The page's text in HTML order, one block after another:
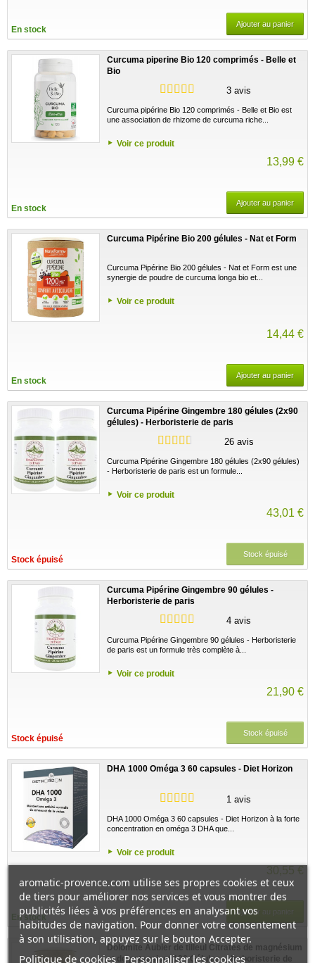
En stock
Ajouter au panier
Curcuma piperine Bio 120 comprimés - Belle et
Bio
3 avis
Curcuma pipérine Bio 120 comprimés - Belle et Bio est
une association de rhizome de curcuma riche...
Voir ce produit
13,99 €
En stock
Ajouter au panier
Curcuma Pipérine Bio 200 gélules - Nat et Form
Curcuma Pipérine Bio 200 gélules - Nat et Form est une
synergie de poudre de curcuma longa bio et...
Voir ce produit
14,44 €
En stock
Ajouter au panier
Curcuma Pipérine Gingembre 180 gélules (2x90
gélules) - Herboristerie de paris
26 avis
Curcuma Pipérine Gingembre 180 gélules (2x90 gélules)
- Herboristerie de paris est un formule...
Voir ce produit
43,01 €
Stock épuisé
Stock épuisé
Curcuma Pipérine Gingembre 90 gélules -
Herboristerie de paris
4 avis
Curcuma Pipérine Gingembre 90 gélules - Herboristerie
de paris est un formule très complète à...
Voir ce produit
21,90 €
Stock épuisé
Stock épuisé
DHA 1000 Oméga 3 60 capsules - Diet Horizon
1 avis
DHA 1000 Oméga 3 60 capsules - Diet Horizon à la forte
concentration en oméga 3 DHA que...
Voir ce produit
30,55 €
En stock
Ajouter au panier
Dolomite Aubier de tilleul Citrates de magnésium
et de potassium 120 Gélules - Herboristerie de
aromatic-provence.com utilise ses propres cookies et ceux
de tiers pour améliorer nos services et vous montrer des
publicités liées à vos préférences en analysant vos
habitudes de navigation. Pour donner votre consentement
à son utilisation, appuyez sur le bouton Accepter.
Politique de cookies Personnaliser les cookies